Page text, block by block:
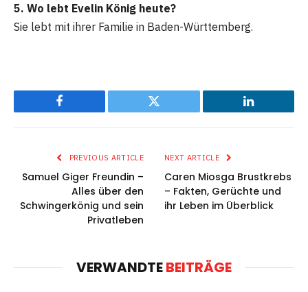
5. Wo lebt Evelin König heute?
Sie lebt mit ihrer Familie in Baden-Württemberg.
Facebook Twitter LinkedIn
PREVIOUS ARTICLE
Samuel Giger Freundin –
Alles über den
Schwingerkönig und sein
Privatleben
NEXT ARTICLE
Caren Miosga Brustkrebs
– Fakten, Gerüchte und
ihr Leben im Überblick
VERWANDTEBEITRÄGE